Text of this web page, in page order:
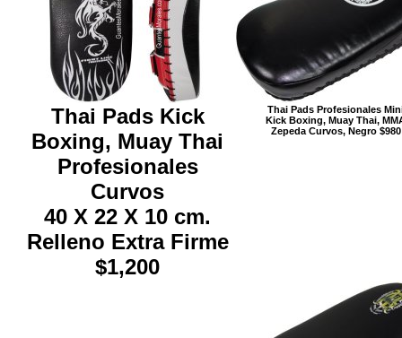
Thai Pads Kick
Boxing, Muay Thai
Profesionales
Curvos
40 X 22 X 10 cm.
Relleno Extra Firme
$1,200
Thai Pads Profesionales
Kick Boxing, Muay Thai,
Zepeda Curvos, Negro $980